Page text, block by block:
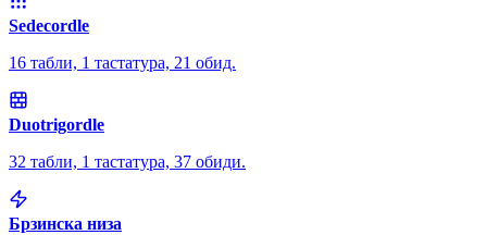
Sedecordle
16 табли, 1 тастатура, 21 обид.
Duotrigordle
32 табли, 1 тастатура, 37 обиди.
Брзинска низа